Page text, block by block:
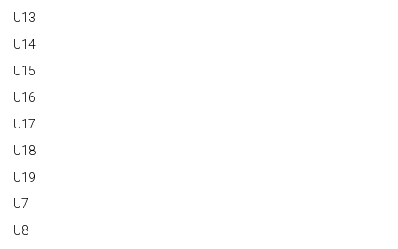
U13
U14
U15
U16
U17
U18
U19
U7
U8